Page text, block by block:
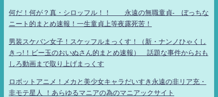
何だ！何が？真・シロッフル！！ 永遠の無職童貞- ぼっちな
ニート的まとめ速報！一生童貞上等夜露死苦！
男装スケバン女子！スケッフルまっくす！（新・ナンノひゃくし
きっ!！ビー玉のおいぬさん的まとめ速報） 話題な事件からおも
しろ動画まで取り上げまっくす
ロボットアニメ！メカと美少女キャラだいすき永遠の非リア充・
非モテ星人 ！あらゆるマニアの為のマニアックサイト